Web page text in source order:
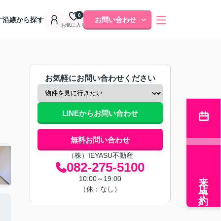
沿線から探す
お気に入り
0
お問い合わせ
お気軽にお問い合わせください
LINEからお問い合わせ
無料お問い合わせ
（株）IEYASU不動産
082-275-5100
10:00～19:00
（休：なし）
来店予約